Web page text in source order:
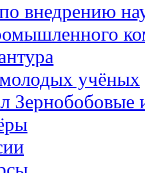
внедрению
учёных
Зернобобовые